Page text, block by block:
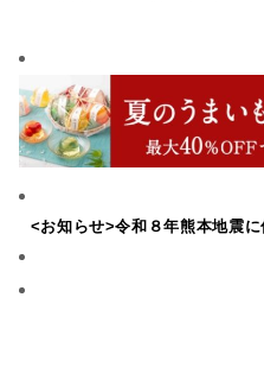
<お知らせ>令和８年熊本地震